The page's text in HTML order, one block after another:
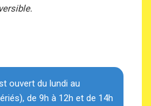
ouvert du lundi au
de 9h à 12h et de 14h